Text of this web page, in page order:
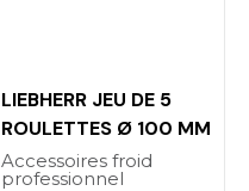
LIEBHERR JEU DE 5
ROULETTES Ø 100 MM
Accessoires froid
professionnel